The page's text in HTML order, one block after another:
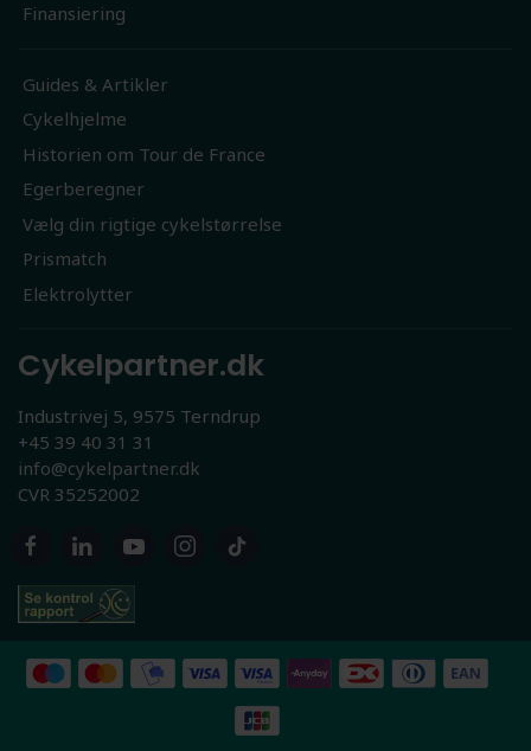
Finansiering
Guides & Artikler
Cykelhjelme
Historien om Tour de France
Egerberegner
Vælg din rigtige cykelstørrelse
Prismatch
Elektrolytter
Cykelpartner.dk
Industrivej 5, 9575 Terndrup
+45 39 40 31 31
info@cykelpartner.dk
CVR 35252002